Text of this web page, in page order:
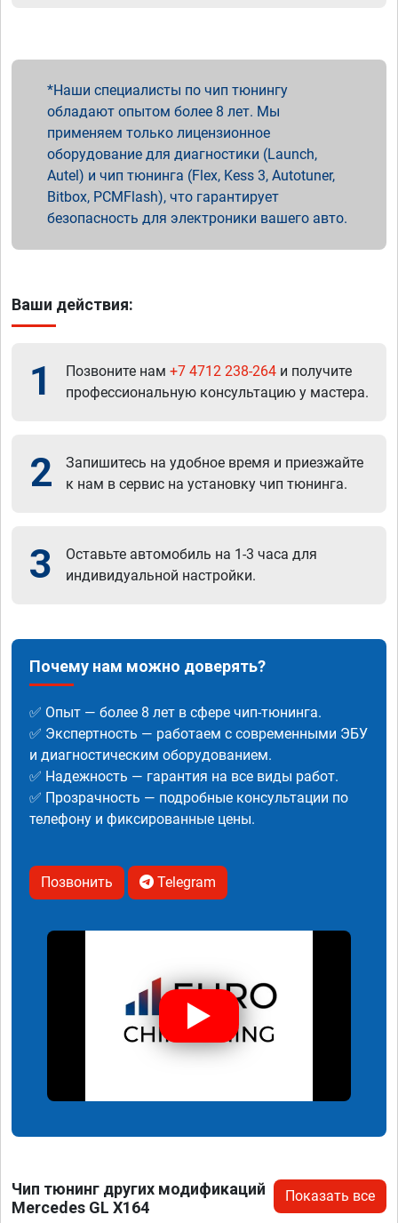
Наши специалисты по чип тюнингу
обладают опытом более 8 лет. Мы
применяем только лицензионное
оборудование для диагностики (Launch,
Autel) и чип тюнинга (Flex, Kess 3, Autotuner,
Bitbox, PCMFlash), что гарантирует
безопасность для электроники вашего авто.
Ваши действия:
1 Позвоните нам +7 4712 238-264 и получите
профессиональную консультацию у мастера.
2
Запишитесь на удобное время и приезжайте
к нам в сервис на установку чип тюнинга.
3
Оставьте автомобиль на 1-3 часа для
индивидуальной настройки.
Почему нам можно доверять?
✅ Опыт — более 8 лет в сфере чип-тюнинга.
✅ Экспертность — работаем с современными ЭБУ
и диагностическим оборудованием.
✅ Надежность — гарантия на все виды работ.
✅ Прозрачность — подробные консультации по
телефону и фиксированные цены.
Позвонить Telegram
Чип тюнинг других модификаций
Mercedes GL X164
Показать все